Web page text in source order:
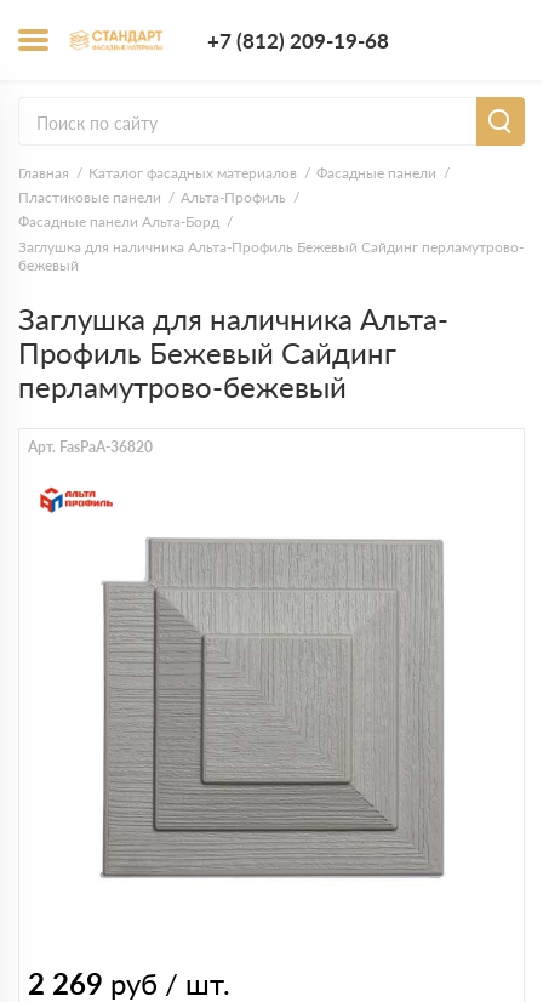
+7 (812) 209-19-68
Главная Каталог фасадных материалов
Фасадные панели
Пластиковые панели
Альта-Профиль
Фасадные панели Альта-Борд
Заглушка для наличника Альта-Профиль Бежевый Сайдинг перламутрово-
бежевый
Заглушка для наличника Альта-
Профиль Бежевый Сайдинг
перламутрово-бежевый
Арт. FasPaA-36820
2 269 руб / шт.